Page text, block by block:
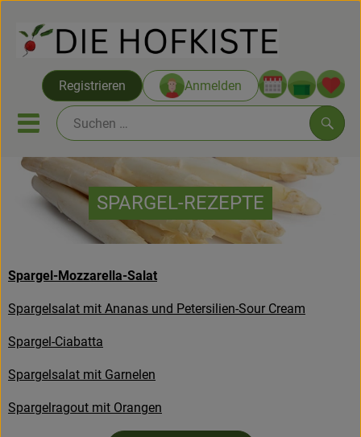
Registrieren Anmelden
Mobiles Menu öffnen oder
Saatgut ab Juli
Themenwelten
Neu & Angebote
Hofkisten
Vom Acker
Kühltheke
Backstube
SPARGEL-REZEPTE
Spargel-Mozzarella-Salat
Spargelsalat mit Ananas und Petersilien-Sour Cream
Spargel-Ciabatta
Spargelsalat mit Garnelen
Spargelragout mit Orangen